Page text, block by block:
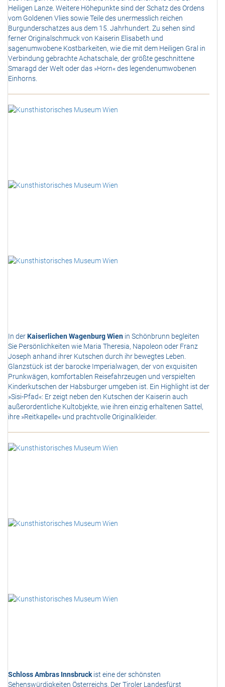
Heiligen Lanze. Weitere Höhepunkte sind der Schatz des Ordens
vom Goldenen Vlies sowie Teile des unermesslich reichen
Burgunderschatzes aus dem 15. Jahrhundert. Zu sehen sind
ferner Originalschmuck von Kaiserin Elisabeth und
sagenumwobene Kostbarkeiten, wie die mit dem Heiligen Gral in
Verbindung gebrachte Achatschale, der größte geschnittene
Smaragd der Welt oder das »Horn« des legendenumwobenen
Einhorns.
In derKaiserlichen Wagenburg Wien in Schönbrunn begleiten
Sie Persönlichkeiten wie Maria Theresia, Napoleon oder Franz
Joseph anhand ihrer Kutschen durch ihr bewegtes Leben.
Glanzstück ist der barocke Imperialwagen, der von exquisiten
Prunkwägen, komfortablen Reisefahrzeugen und verspielten
Kinderkutschen der Habsburger umgeben ist. Ein Highlight ist der
»Sisi-Pfad«: Er zeigt neben den Kutschen der Kaiserin auch
außerordentliche Kultobjekte, wie ihren einzig erhaltenen Sattel,
ihre »Reitkapelle« und prachtvolle Originalkleider.
Schloss Ambras Innsbruck ist eine der schönsten
Sehenswürdigkeiten Österreichs. Der Tiroler Landesfürst